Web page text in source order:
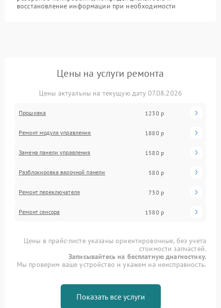
восстановление информации при необходимости
Цены на услуги ремонта
Цены актуальны на текущую дату 07.08.2026
Прошивка 1230 р
Ремонт модуля управления 1880 р
Замена панели управления 1580 р
Разблокировка варочной панели 580 р
Ремонт переключателя 730 р
Ремонт сенсора 1580 р
Цены в прайс-листе указаны ориентировочные, без учета
стоимости запчастей.
Записывайтесь на бесплатную диагностику.
Мы проверим ваше устройство и укажем на неисправность.
Показать все услуги